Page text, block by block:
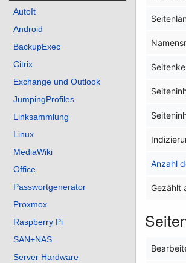
AutoIt
Android
BackupExec
Citrix
Exchange und Outlook
JumpingProfiles
Linksammlung
Linux
MediaWiki
Office
Passwortgenerator
Proxmox
Raspberry Pi
SAN+NAS
Server Hardware
Anzahl
Gezählt